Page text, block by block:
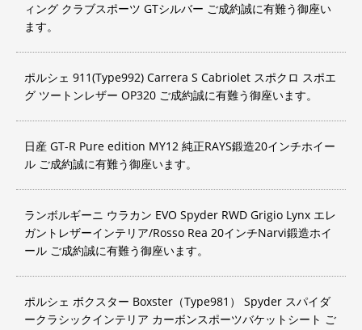
ィング クラブスポーツ GTシルバー ご成約誠に有難う御座い
ます。
ポルシェ 911(Type992) Carrera S Cabriolet スポクロ スポエ
グ ツートンレザー OP320 ご成約誠に有難う御座います。
日産 GT-R Pure edition MY12 純正RAYS鍛造20インチホイー
ル ご成約誠に有難う御座います。
ランボルギーニ ウラカン EVO Spyder RWD Grigio Lynx エレ
ガントレザーインテリア/Rosso Rea 20インチNarvi鍛造ホイ
ール ご成約誠に有難う御座います。
ポルシェ ボクスター Boxster（Type981） Spyder スパイダ
ークラシックインテリア カーボンスポーツバケットシート ご